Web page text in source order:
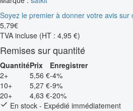
Soyez le premier à donner votre avis sur
5,79€
TVA incluse (HT : 4,95 €)
Remises sur quantité
QuantitéPrix
Enregistrer
2+
5,56 €-4%
10+
5,27 €-9%
20+
4,63 €-20%
En stock - Expédié immédiatement